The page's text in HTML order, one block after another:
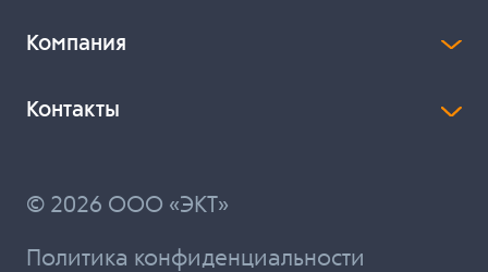
Компания
Контакты
© 2026 ООО «ЭКТ»
Политика конфиденциальности